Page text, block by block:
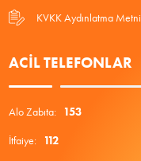
KVKK Aydınlatma Metni
ACIL TELEFONLAR
Alo Zabıta: 153
İtfaiye: 112